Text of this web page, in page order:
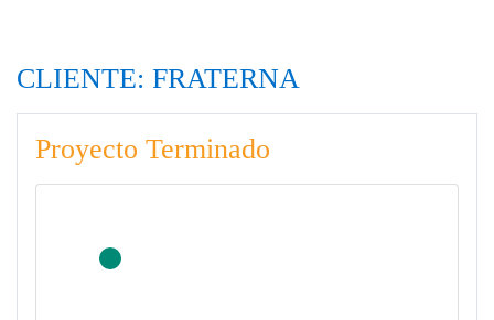
CLIENTE: FRATERNA
Proyecto Terminado